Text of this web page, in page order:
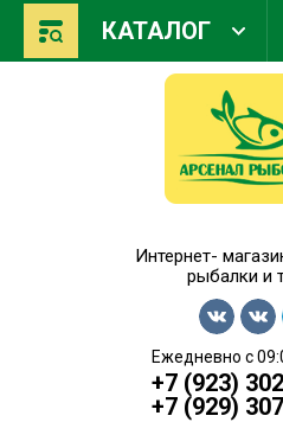
КАТАЛОГ
Интернет-
рыбалки и
Ежедневно с
+7 (923)
+7 (929)